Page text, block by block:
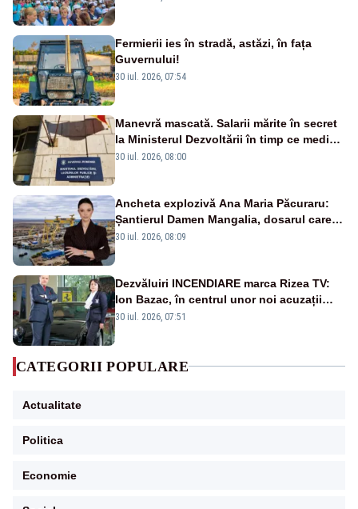
Fermierii ies în stradă, astăzi, în fața
Guvernului!
30 iul. 2026, 07:54
Manevră mascată. Salarii mărite în secret
la Ministerul Dezvoltării în timp ce medicii
ies în stradă
30 iul. 2026, 08:00
Ancheta explozivă Ana Maria Păcuraru:
Șantierul Damen Mangalia, dosarul care
scufundă apărarea României
30 iul. 2026, 08:09
Dezvăluiri INCENDIARE marca Rizea TV:
Ion Bazac, în centrul unor noi acuzații
publice
30 iul. 2026, 07:51
CATEGORII POPULARE
Actualitate
Politica
Economie